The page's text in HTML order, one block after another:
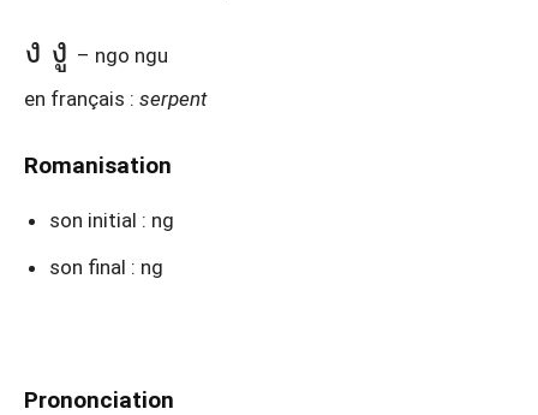
ง งู – ngo ngu
en français : serpent
Romanisation
son initial : ng
son final : ng
Prononciation